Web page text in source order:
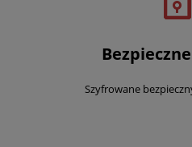
Szyfrowane